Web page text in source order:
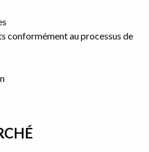
conformément au processus de